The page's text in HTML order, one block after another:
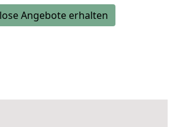
Angebote erhalten